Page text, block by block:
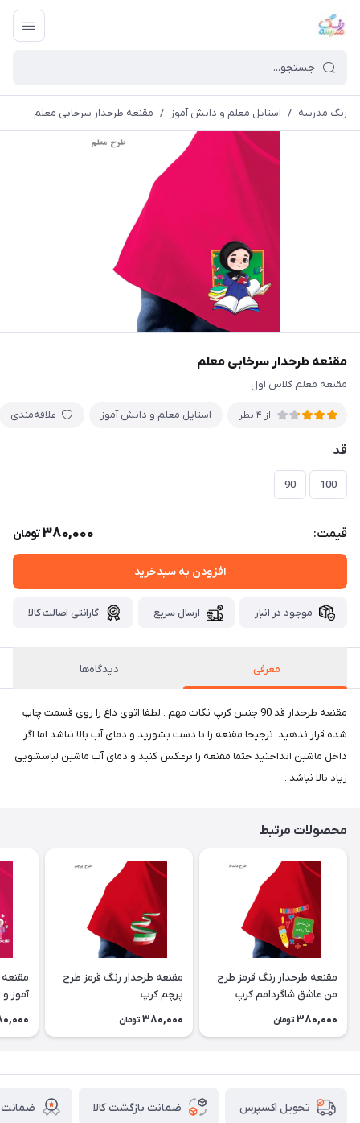
رنگ مدرسه / استایل معلم و دانش آموز / مقنعه طرحدار سرخابی معلم
مقنعه طرحدار سرخابی معلم
مقنعه معلم کلاس اول
از 4 نظر استایل معلم و دانش آموز علاقه‌مندی
قد
100
90
قیمت: 380,000تومان
افزودن به سبدخرید
موجود در انبار ارسال سریع گارانتی اصالت کالا
معرفی دیدگاه‌ها
مقنعه طرحدار قد 90 جنس کرپ نکات مهم : لطفا اتوی داغ را روی قسمت چاپ
شده قرار ندهید. ترجیحا مقنعه را با دست بشورید و دمای آب بالا نباشد اما اگر
داخل ماشین انداختید حتما مقنعه را برعکس کنید و دمای آب ماشین لباسشویی
زیاد بالا نباشد .
محصولات مرتبط
مقنعه طرحدار رنگ قرمز طرح
من عاشق شاگردامم کرپ
380,000 تومان
مقنعه طرحدار رنگ قرمز طرح
پرچم کرپ
380,000 تومان
آموز
تحویل اکسپرس ضمانت بازگشت کالا ضمانت